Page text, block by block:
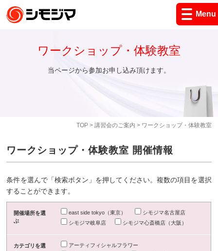
Menu
TOP> 講習会のご案内 > ワークショップ・体験教室
ワークショップ・体験教室
当ページから参加お申し込み頂けます。
ワークショップ・体験教室 開催情報
条件を選んで「検索ボタン」を押してください。複数の項目を選択
することができます。
開催場所を選
ぶ
east side tokyo（東京）
シモジマ名古屋店
シモジマ岐阜店
シモジマ心斎橋店（大阪）
カテゴリを選
アーティフィシャルフラワー